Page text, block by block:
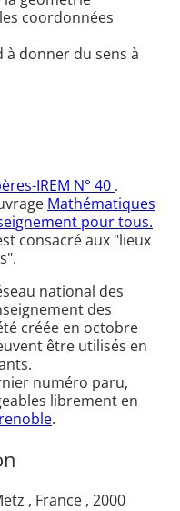
coordonnées
donner du sens à
IREM N° 40 .
Mathématiques
pour tous.
consacré aux "lieux
national des
des
créée en octobre
être utilisés en
numéro paru,
librement en
.
, France , 2000